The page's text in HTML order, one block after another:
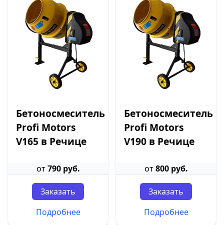
Бетоносмеситель
Profi Motors
V165 в Речице
от790 руб.
Заказать
Подробнее
Бетоносмеситель
Profi Motors
V190 в Речице
от800 руб.
Заказать
Подробнее